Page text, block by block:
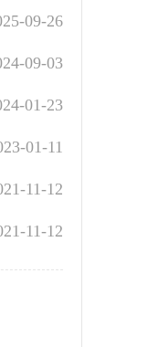
09-26
09-03
01-23
01-11
11-12
11-12